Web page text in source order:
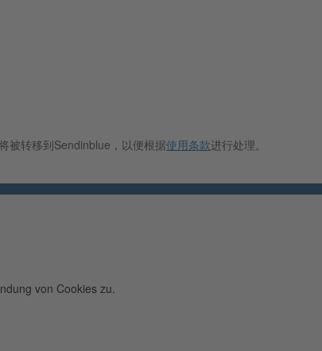
被转移到Sendinblue，以便根据使用条款进行处理。
von Cookies zu.